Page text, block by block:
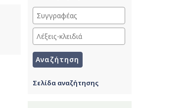
Σελίδα αναζήτησης